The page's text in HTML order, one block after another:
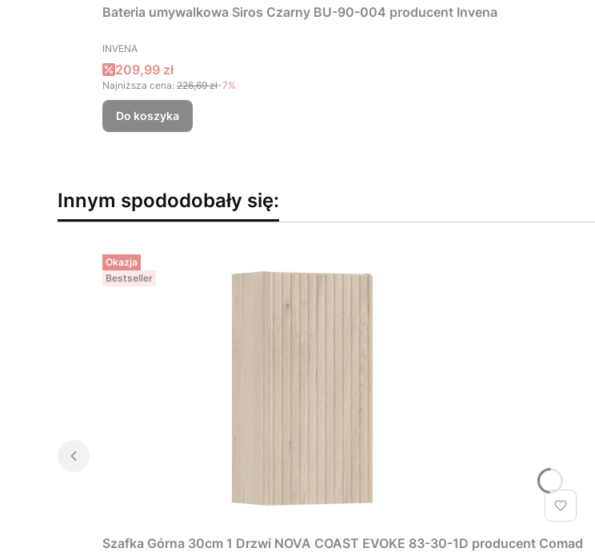
Bateria umywalkowa Siros Czarny BU-90-004 producent Invena
PRODUCENT
INVENA
Cena promocyjna
209,99 zł
Najniższa cena: 226,69 zł-7%
Do koszyka
Innym spododobały się:
Okazja
Bestseller
Szafka Górna 30cm 1 Drzwi NOVA COAST EVOKE 83-30-1D producent Comad
ZAMÓW ROZMOWĘ